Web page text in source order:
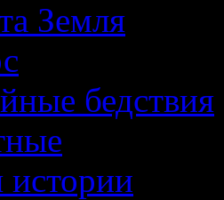
Земля
бедствия